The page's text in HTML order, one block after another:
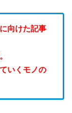
向けた記事
いくモノの